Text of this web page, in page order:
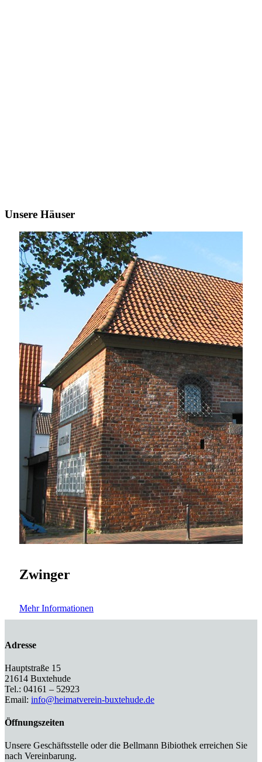
Unsere Häuser
Zwinger
Mehr Informationen
Adresse
Hauptstraße 15
21614 Buxtehude
Tel.: 04161 – 52923
Email: info@heimatverein-buxtehude.de
Öffnungszeiten
Unsere Geschäftsstelle oder die Bellmann Bibiothek erreichen Sie
nach Vereinbarung.